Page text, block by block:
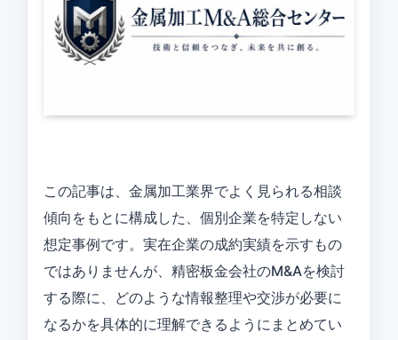
この記事は、金属加工業界でよく見られる相談
傾向をもとに構成した、個別企業を特定しない
想定事例です。実在企業の成約実績を示すもの
ではありませんが、精密板金会社のM&Aを検討
する際に、どのような情報整理や交渉が必要に
なるかを具体的に理解できるようにまとめてい